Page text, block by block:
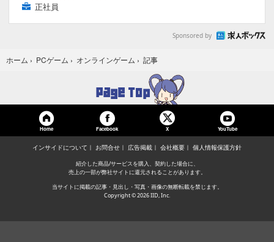
正社員
Sponsored by
ホーム › PCゲーム › オンラインゲーム › 記事
Home Facebook X YouTube
インサイドについて お問合せ 広告掲載 会社概要 個人情報保護方針
紹介した商品/サービスを購入、契約した場合に、
売上の一部が弊社サイトに還元されることがあります。
当サイトに掲載の記事・見出し・写真・画像の無断転載を禁じます。
Copyright © 2026 IID, Inc.